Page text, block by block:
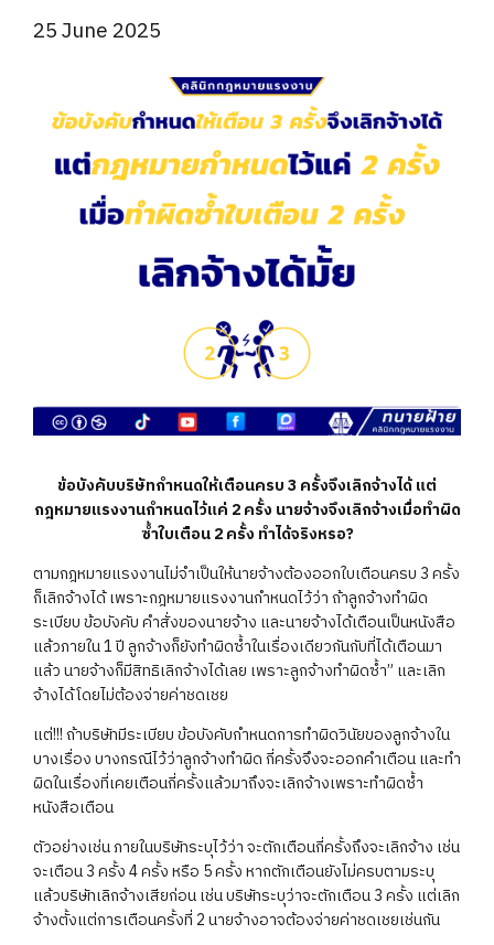
25 June 2025
ข้อบังคับบริษัทกำหนดให้เตือนครบ 3 ครั้งจึงเลิกจ้างได้ แต่
กฎหมายแรงงานกำหนดไว้แค่ 2 ครั้ง นายจ้างจึงเลิกจ้างเมื่อทำผิด
ซ้ำใบเตือน 2 ครั้ง ทำได้จริงหรอ?
ตามกฎหมายแรงงานไม่จำเป็นให้นายจ้างต้องออกใบเตือนครบ 3 ครั้ง
ก็เลิกจ้างได้ เพราะกฎหมายแรงงานกำหนดไว้ว่า ถ้าลูกจ้างทำผิด
ระเบียบ ข้อบังคับ คำสั่งของนายจ้าง และนายจ้างได้เตือนเป็นหนังสือ
แล้วภายใน 1 ปี ลูกจ้างก็ยังทำผิดซ้ำในเรื่องเดียวกันกับที่ได้เตือนมา
แล้ว นายจ้างก็มีสิทธิเลิกจ้างได้เลย เพราะลูกจ้างทำผิดซ้ำ” และเลิก
จ้างได้โดยไม่ต้องจ่ายค่าชดเชย
แต่!!! ถ้าบริษัทมีระเบียบ ข้อบังคับกำหนดการทำผิดวินัยของลูกจ้างใน
บางเรื่อง บางกรณีไว้ว่าลูกจ้างทำผิด กี่ครั้งจึงจะออกคำเตือน และทำ
ผิดในเรื่องที่เคยเตือนกี่ครั้งแล้วมาถึงจะเลิกจ้างเพราะทำผิดซ้ำ
หนังสือเตือน
ตัวอย่างเช่น ภายในบริษัทระบุไว้ว่า จะตักเตือนกี่ครั้งถึงจะเลิกจ้าง เช่น
จะเตือน 3 ครั้ง 4 ครั้ง หรือ 5 ครั้ง หากตักเตือนยังไม่ครบตามระบุ
แล้วบริษัทเลิกจ้างเสียก่อน เช่น บริษัทระบุว่าจะตักเตือน 3 ครั้ง แต่เลิก
จ้างตั้งแต่การเตือนครั้งที่ 2 นายจ้างอาจต้องจ่ายค่าชดเชยเช่นกัน